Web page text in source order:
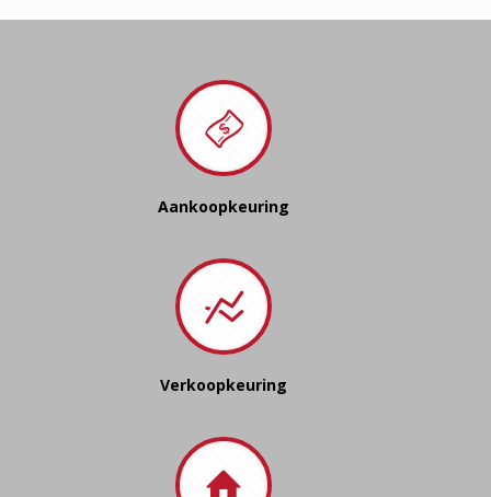
Aankoopkeuring
Verkoopkeuring